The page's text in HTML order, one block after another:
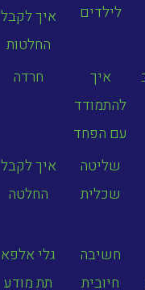
לילדים
איך לקבל
החלטות
איך
להתמודד
עם הפחד
חרדה
שליטה
שכלית
איך לקבל
החלטה
חשיבה
חיובית
גלי אלפא
תת מודע